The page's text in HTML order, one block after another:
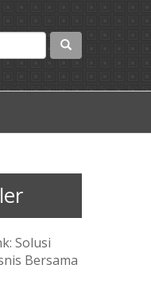
Solusi
Bersama